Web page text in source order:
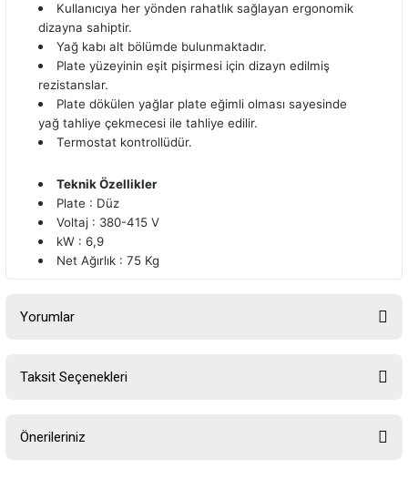
Kullanıcıya her yönden rahatlık sağlayan ergonomik
dizayna sahiptir.
Yağ kabı alt bölümde bulunmaktadır.
Plate yüzeyinin eşit pişirmesi için dizayn edilmiş
rezistanslar.
Plate dökülen yağlar plate eğimli olması sayesinde
yağ tahliye çekmecesi ile tahliye edilir.
Termostat kontrollüdür.
Teknik Özellikler
Plate : Düz
Voltaj : 380-415 V
kW : 6,9
Net Ağırlık : 75 Kg
Yorumlar
Taksit Seçenekleri
Önerileriniz